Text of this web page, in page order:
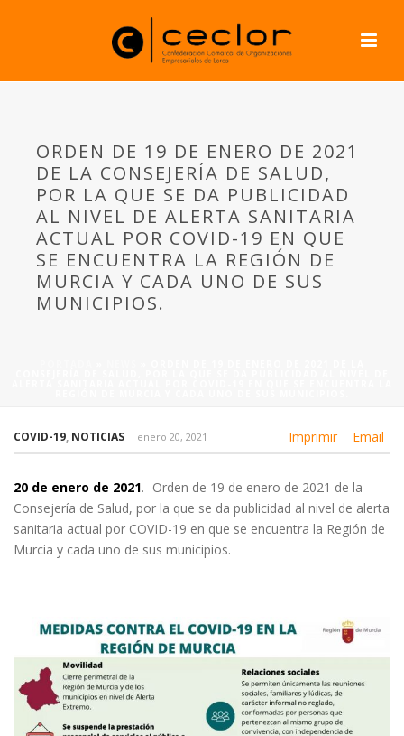
ORDEN DE 19 DE ENERO DE 2021
DE LA CONSEJERÍA DE SALUD,
POR LA QUE SE DA PUBLICIDAD
AL NIVEL DE ALERTA SANITARIA
ACTUAL POR COVID-19 EN QUE
SE ENCUENTRA LA REGIÓN DE
MURCIA Y CADA UNO DE SUS
MUNICIPIOS.
Imprimir Email
COVID-19, NOTICIAS enero 20, 2021
20 de enero de 2021.- Orden de 19 de enero de 2021 de la
Consejería de Salud, por la que se da publicidad al nivel de alerta
sanitaria actual por COVID-19 en que se encuentra la Región de
Murcia y cada uno de sus municipios.